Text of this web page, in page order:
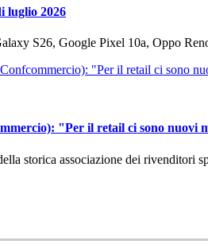
luglio 2026
S26, Google Pixel 10a, Oppo
"Per il retail ci sono nuovi
storica associazione dei rivenditori